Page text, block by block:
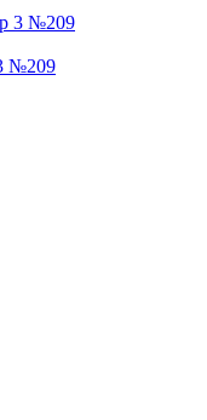
№209